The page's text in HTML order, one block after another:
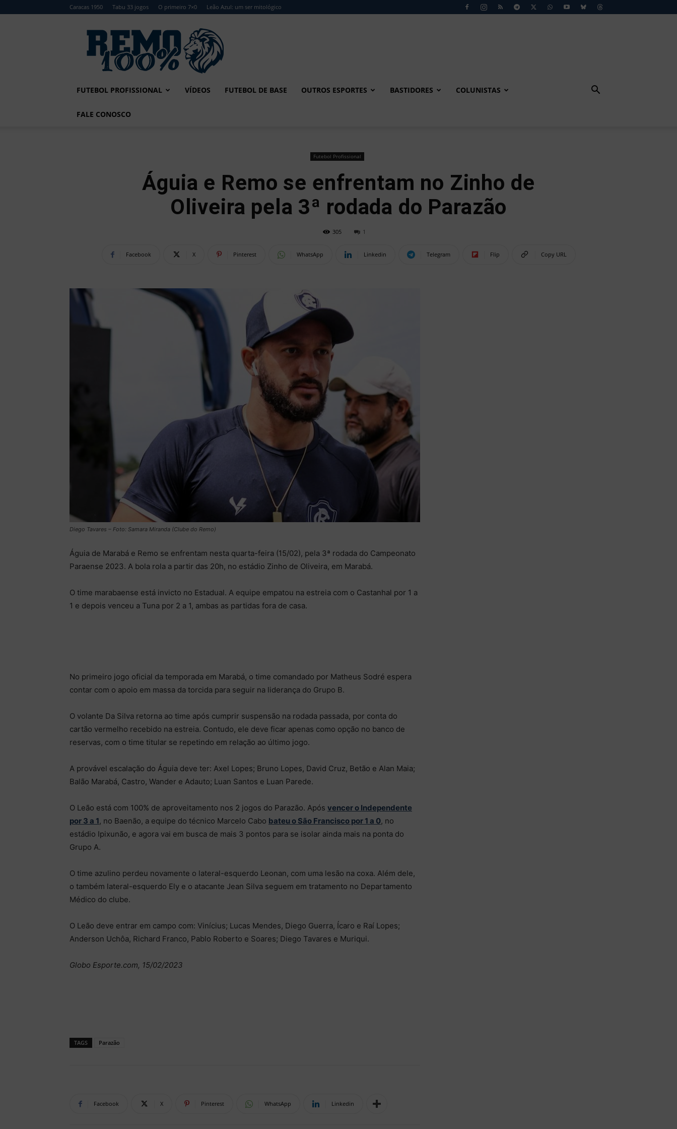
Caracas 1950 Tabu 33 jogos O primeiro 7×0 Leão Azul: um ser mitológico
Remo
FUTEBOL PROFISSIONAL VÍDEOS FUTEBOL DE BASE OUTROS ESPORTES BASTIDORES COLUNISTAS
FALE CONOSCO
Futebol Profissional
Águia e Remo se enfrentam no Zinho de
Oliveira pela 3ª rodada do Parazão
305 1
Facebook X Pinterest WhatsApp Linkedin Telegram Flip Copy URL
Diego Tavares – Foto: Samara Miranda (Clube do Remo)
Águia de Marabá e Remo se enfrentam nesta quarta-feira (15/02), pela 3ª rodada do Campeonato
Paraense 2023. A bola rola a partir das 20h, no estádio Zinho de Oliveira, em Marabá.
O time marabaense está invicto no Estadual. A equipe empatou na estreia com o Castanhal por 1 a
1 e depois venceu a Tuna por 2 a 1, ambas as partidas fora de casa.
No primeiro jogo oficial da temporada em Marabá, o time comandado por Matheus Sodré espera
contar com o apoio em massa da torcida para seguir na liderança do Grupo B.
O volante Da Silva retorna ao time após cumprir suspensão na rodada passada, por conta do
cartão vermelho recebido na estreia. Contudo, ele deve ficar apenas como opção no banco de
reservas, com o time titular se repetindo em relação ao último jogo.
A provável escalação do Águia deve ter: Axel Lopes; Bruno Lopes, David Cruz, Betão e Alan Maia;
Balão Marabá, Castro, Wander e Adauto; Luan Santos e Luan Parede.
O Leão está com 100% de aproveitamento nos 2 jogos do Parazão. Após vencer o Independente
por 3 a 1, no Baenão, a equipe do técnico Marcelo Cabo bateu o São Francisco por 1 a 0, no
estádio Ipixunão, e agora vai em busca de mais 3 pontos para se isolar ainda mais na ponta do
Grupo A.
O time azulino perdeu novamente o lateral-esquerdo Leonan, com uma lesão na coxa. Além dele,
o também lateral-esquerdo Ely e o atacante Jean Silva seguem em tratamento no Departamento
Médico do clube.
O Leão deve entrar em campo com: Vinícius; Lucas Mendes, Diego Guerra, Ícaro e Raí Lopes;
Anderson Uchôa, Richard Franco, Pablo Roberto e Soares; Diego Tavares e Muriqui.
Globo Esporte.com, 15/02/2023
TAGS Parazão
Facebook X Pinterest WhatsApp Linkedin